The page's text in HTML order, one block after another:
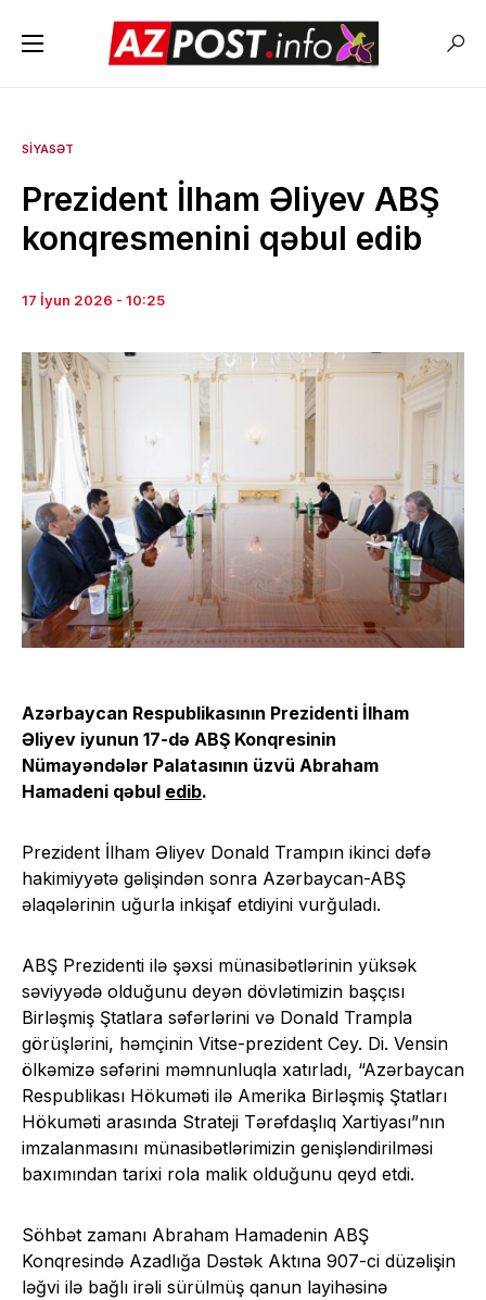
SIYASƏT
Prezident İlham Əliyev ABŞ
konqresmenini qəbul edib
17 İyun 2026 - 10:25
Azərbaycan Respublikasının Prezidenti İlham
Əliyev iyunun 17-də ABŞ Konqresinin
Nümayəndələr Palatasının üzvü Abraham
Hamadeni qəbul edib.
Prezident İlham Əliyev Donald Trampın ikinci dəfə
hakimiyyətə gəlişindən sonra Azərbaycan-ABŞ
əlaqələrinin uğurla inkişaf etdiyini vurğuladı.
ABŞ Prezidenti ilə şəxsi münasibətlərinin yüksək
səviyyədə olduğunu deyən dövlətimizin başçısı
Birləşmiş Ştatlara səfərlərini və Donald Trampla
görüşlərini, həmçinin Vitse-prezident Cey. Di. Vensin
ölkəmizə səfərini məmnunluqla xatırladı, “Azərbaycan
Respublikası Hökuməti ilə Amerika Birləşmiş Ştatları
Hökuməti arasında Strateji Tərəfdaşlıq Xartiyası”nın
imzalanmasını münasibətlərimizin genişləndirilməsi
baxımından tarixi rola malik olduğunu qeyd etdi.
Söhbət zamanı Abraham Hamadenin ABŞ
Konqresində Azadlığa Dəstək Aktına 907-ci düzəlişin
ləğvi ilə bağlı irəli sürülmüş qanun layihəsinə